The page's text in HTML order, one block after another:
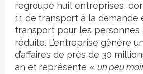
regroupe huit entreprises,
11 de transport à la demande
transport pour les personnes
réduite. L’entreprise génère
d’affaires de près de 30
an et représente « un peu